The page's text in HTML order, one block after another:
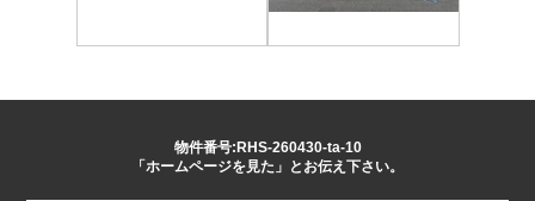
物件番号:RHS-260430-ta-10
「ホームページを見た」とお伝え下さい。